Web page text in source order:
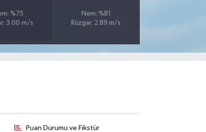
%75
3.00 m/s
Nem: %81
Rüzgar: 2.89 m/s
Puan Durumu ve Fikstür